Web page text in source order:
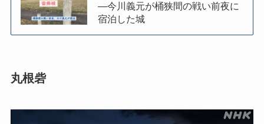
―今川義元が桶狭間の戦い前夜に
宿泊した城
丸根砦